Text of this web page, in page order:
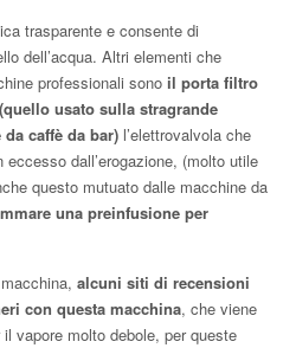
trasparente e consente di
dell’acqua. Altri elementi che
professionali sono il porta filtro
usato sulla stragrande
caffè da bar) l’elettrovalvola che
eccesso dall’erogazione, (molto utile
questo mutuato dalle macchine da
una preinfusione per
alcuni siti di recensioni
con questa macchina, che viene
vapore molto debole, per queste